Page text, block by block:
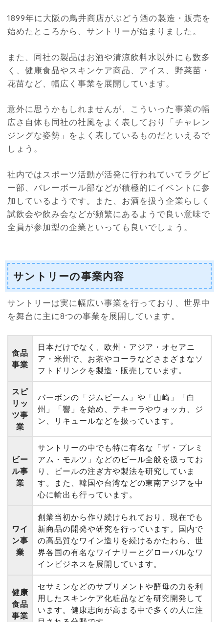
1899年に大阪の鳥井商店がぶどう酒の製造・販売を
始めたところから、サントリーが始まりました。
また、同社の製品はお酒や清涼飲料水以外にも数多
く、健康食品やスキンケア商品、アイス、野菜苗・
花苗など、幅広く事業を展開しています。
意外に思うかもしれませんが、こういった事業の幅
広さ自体も同社の社風をよく表しており「チャレン
ジングな姿勢」をよく表しているものだといえるで
しょう。
社内ではスポーツ活動が活発に行われていてラグビ
ー部、バレーボール部などが積極的にイベントに参
加しているようです。また、お酒を扱う企業らしく
試飲会や飲み会などが頻繁にあるようで良い意味で
全員が参加型の企業といっても良いでしょう。
サントリーの事業内容
サントリーは実に幅広い事業を行っており、世界中
を舞台に主に8つの事業を展開しています。
食品
事業
日本だけでなく、欧州・アジア・オセアニ
ア・米州で、お茶やコーラなどさまざまなソ
フトドリンクを製造・販売しています。
スピ
リッ
ツ事
業
バーボンの「ジムビーム」や「山崎」「白
州」「響」を始め、テキーラやウォッカ、ジ
ン、リキュールなどを扱っています。
ビー
ル事
業
サントリーの中でも特に有名な「ザ・プレミ
アム・モルツ」などのビール全般を扱ってお
り、ビールの注ぎ方や製法を研究していま
す。また、韓国や台湾などの東南アジアを中
心に輸出も行っています。
ワイ
ン事
業
創業当初から作り続けられており、現在でも
新商品の開発や研究を行っています。国内で
の高品質なワイン造りを続けるかたわら、世
界各国の有名なワイナリーとグローバルなワ
インビジネスを展開しています。
健康
食品
事業
セサミンなどのサプリメントや酵母の力を利
用したスキンケア化粧品などを研究開発して
います。健康志向が高まる中で多くの人に注